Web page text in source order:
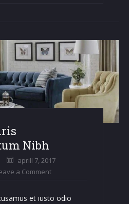
Nibh
aprill 7, 2017
a Comment
et iusto odio